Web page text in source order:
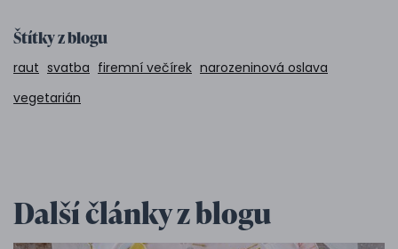
Štítky z blogu
raut svatba firemní večírek narozeninová oslava
vegetarián
Další články z blogu